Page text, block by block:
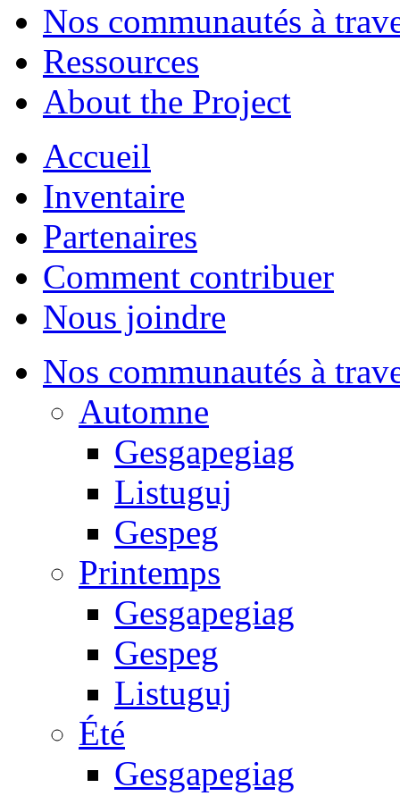
Nos communautés à
Ressources
About the Project
Accueil
Inventaire
Partenaires
Comment contribuer
Nous joindre
Nos communautés à
Automne
Gesgapegiag
Listuguj
Gespeg
Printemps
Gesgapegiag
Gespeg
Listuguj
Été
Gesgapegiag